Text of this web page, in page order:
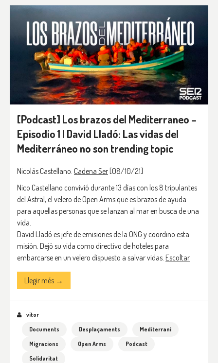
[Podcast] Los brazos del Mediterraneo –
Episodio 1 | David Lladó: Las vidas del
Mediterráneo no son trending topic
Nicolás Castellano. Cadena Ser [08/10/21]
Nico Castellano convivió durante 13 días con los 8 tripulantes
del Astral, el velero de Open Arms que es brazos de ayuda
para aquellas personas que se lanzan al mar en busca de una
vida.
David Lladó es jefe de emisiones de la ONG y coordino esta
misión. Dejó su vida como directivo de hoteles para
embarcarse en un velero dispuesto a salvar vidas. Escoltar
Llegir més →
vitor
Documents
Desplaçaments
Mediterrani
Migracions
Open Arms
Podcast
Solidaritat